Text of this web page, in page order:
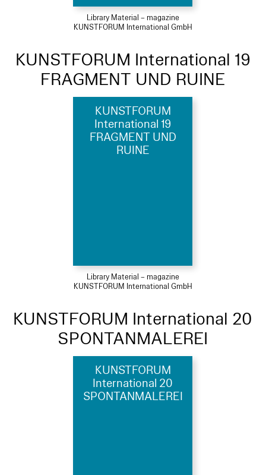
Library Material – magazine
KUNSTFORUM International GmbH
KUNSTFORUM International 19
FRAGMENT UND RUINE
KUNSTFORUM
International 19
FRAGMENT UND
RUINE
Library Material – magazine
KUNSTFORUM International GmbH
KUNSTFORUM International 20
SPONTANMALEREI
KUNSTFORUM
International 20
SPONTANMALEREI